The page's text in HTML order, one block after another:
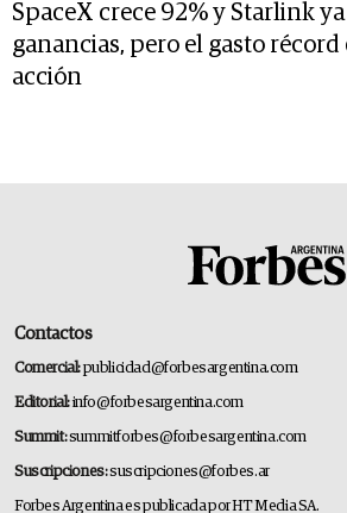
SpaceX crece 92% y Starlink
ganancias, pero el gasto récord
acción
Contactos
Comercial:publicidad@forbesargentina.com
Editorial:info@forbesargentina.com
Summit:summitforbes@forbesargentina.com
Suscripciones:suscripciones@forbes.ar
Forbes Argentina es publicada por HT Media SA.